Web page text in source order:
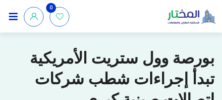
0
بورصة وول ستريت الأمريكية
تبدأ إجراءات شطب شركات